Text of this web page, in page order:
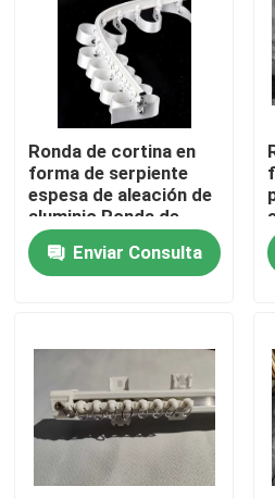
Viaje de la fábrica
Control de calidad
Éntrenos en contacto con
Pida una cita
Ropa Infantil Primaria
Zapatos de los hombres de
Ronda de cortina en
forma de serpiente
espesa de aleación de
aluminio Ronda de
cortina deslizante
Enviar Consulta